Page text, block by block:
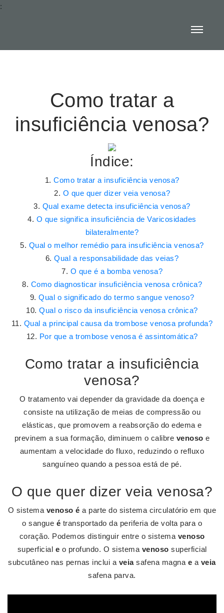
:
Como tratar a
insuficiência venosa?
Índice:
Como tratar a insuficiência venosa?
O que quer dizer veia venosa?
Qual exame detecta insuficiência venosa?
O que significa insuficiência de Varicosidades
bilateralmente?
Qual o melhor remédio para insuficiência venosa?
Qual a responsabilidade das veias?
O que é a bomba venosa?
Como diagnosticar insuficiência venosa crônica?
Qual o significado do termo sangue venoso?
Qual o risco da insuficiência venosa crônica?
Qual a principal causa da trombose venosa profunda?
Por que a trombose venosa é assintomática?
Como tratar a insuficiência
venosa?
O tratamento vai depender da gravidade da doença e
consiste na utilização de meias de compressão ou
elásticas, que promovem a reabsorção do edema e
previnem a sua formação, diminuem o calibre venoso e
aumentam a velocidade do fluxo, reduzindo o refluxo
sanguíneo quando a pessoa está de pé.
O que quer dizer veia venosa?
O sistema venoso é a parte do sistema circulatório em que
o sangue é transportado da periferia de volta para o
coração. Podemos distinguir entre o sistema venoso
superficial e o profundo. O sistema venoso superficial
subcutâneo nas pernas inclui a veiasafena magna e a veia
safena parva.